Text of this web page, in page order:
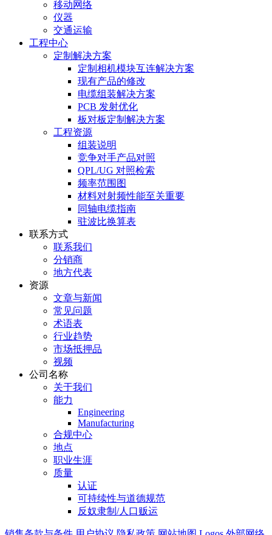
移动网络
仪器
交通运输
工程中心
定制解决方案
定制相机模块互连解决方案
现有产品的修改
电缆组装解决方案
PCB 发射优化
板对板定制解决方案
工程资源
组装说明
竞争对手产品对照
QPL/UG 对照检索
频率范围图
材料对射频性能至关重要
同轴电缆指南
驻波比换算表
联系方式
联系我们
分销商
地方代表
资源
文章与新闻
常见问题
术语表
行业趋势
市场抵押品
视频
公司名称
关于我们
能力
Engineering
Manufacturing
合规中心
地点
职业生涯
质量
认证
可持续性与道德规范
反奴隶制/人口贩运